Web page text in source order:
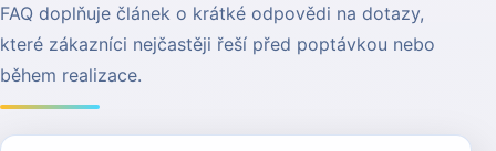
FAQ doplňuje článek o krátké odpovědi na dotazy,
které zákazníci nejčastěji řeší před poptávkou nebo
během realizace.